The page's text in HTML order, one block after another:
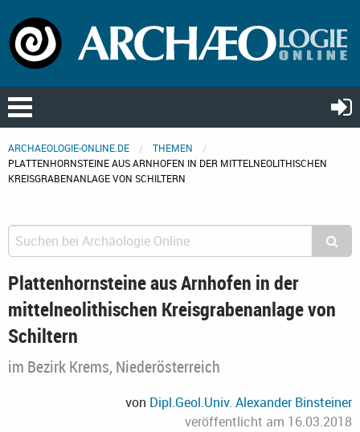
ARCHAEOLOGIE-ONLINE.DE
THEMEN
PLATTENHORNSTEINE AUS ARNHOFEN IN DER MITTELNEOLITHISCHEN
KREISGRABENANLAGE VON SCHILTERN
Plattenhornsteine aus Arnhofen in der
mittelneolithischen Kreisgrabenanlage von
Schiltern
im Bezirk Krems, Niederösterreich
von Dipl.Geol.Univ. Alexander Binsteiner
veröffentlicht am 16.03.2018